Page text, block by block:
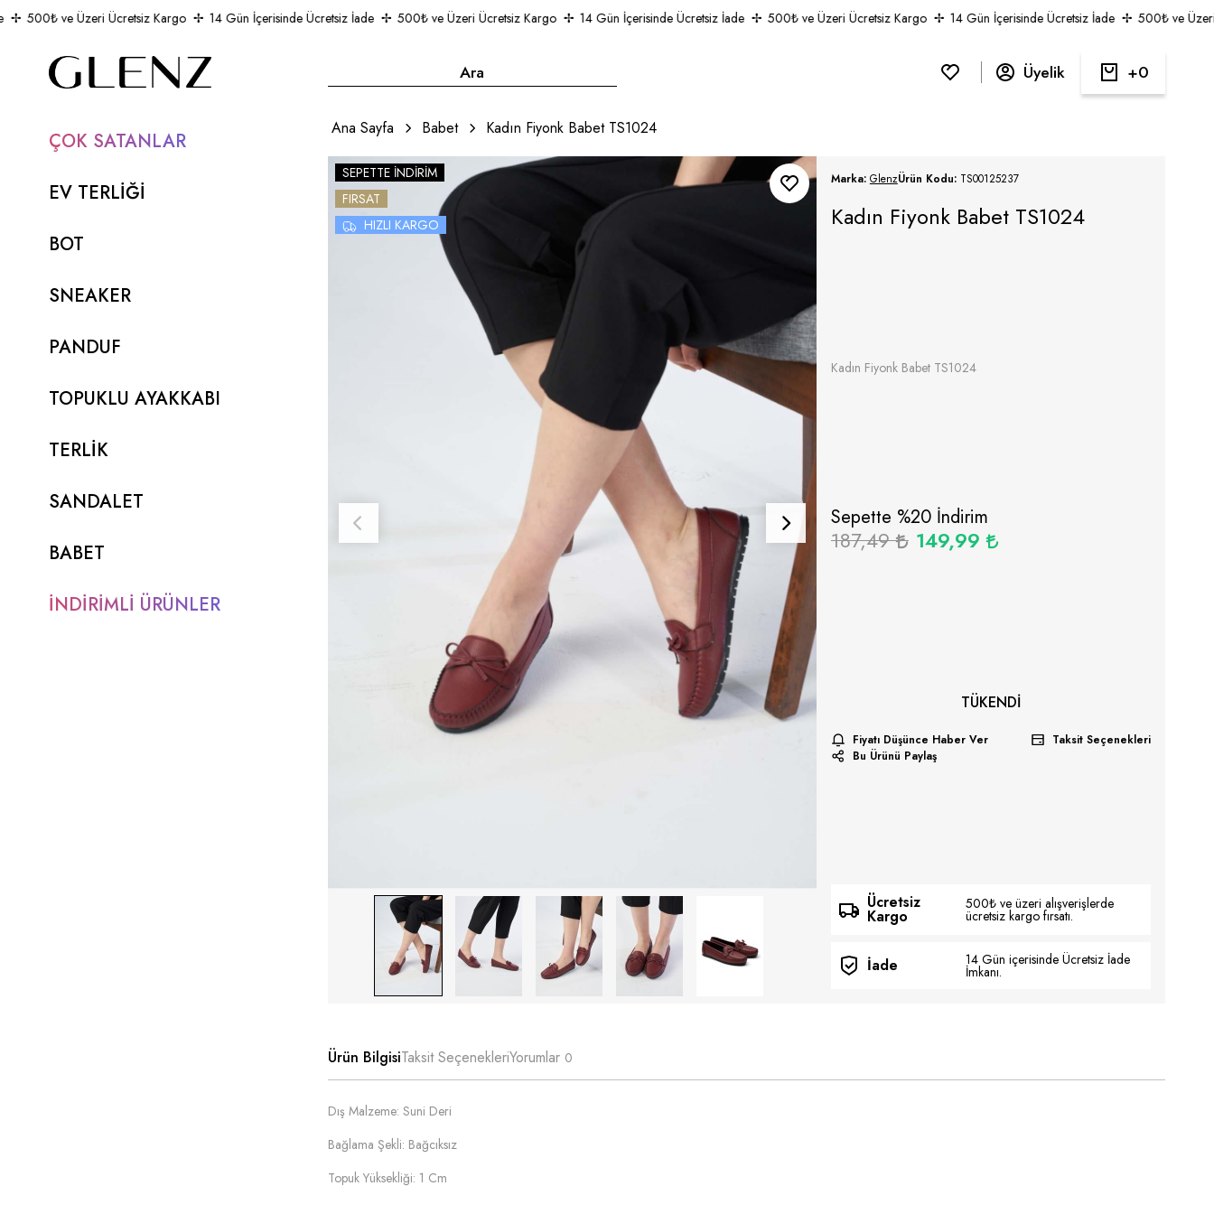
500₺ ve Üzeri Ücretsiz Kargo 14 Gün İçerisinde Ücretsiz İade 500₺ ve Üzeri Ücretsiz Kargo 14 Gün İçerisinde Ücretsiz İade 500₺ ve Üzeri Ücretsiz Kargo 14 Gün İçerisinde Ücretsiz İade 500₺ ve Üzeri
Üyelik 0
ÇOK SATANLAR
EV TERLİĞİ
BOT
SNEAKER
PANDUF
TOPUKLU AYAKKABI
TERLİK
SANDALET
BABET
İNDİRİMLİ ÜRÜNLER
Ana Sayfa Babet Kadın Fiyonk Babet TS1024
SEPETTE İNDIRIM
FIRSAT
HIZLI KARGO
Marka: GlenzÜrün Kodu: TS00125237
Kadın Fiyonk Babet TS1024
Kadın Fiyonk Babet TS1024
Sepette %20İndirim
187,49 149,99
TÜKENDI
Fiyatı Düşünce Haber Ver
Taksit Seçenekleri
Bu Ürünü Paylaş
Ücretsiz
Kargo
500₺ ve üzeri alışverişlerde
ücretsiz kargo fırsatı.
İade 14 Gün içerisinde Ücretsiz İade
İmkanı.
Ürün BilgisiTaksit SeçenekleriYorumlar 0
Dış Malzeme: Suni Deri
Bağlama Şekli: Bağcıksız
Topuk Yüksekliği: 1 Cm